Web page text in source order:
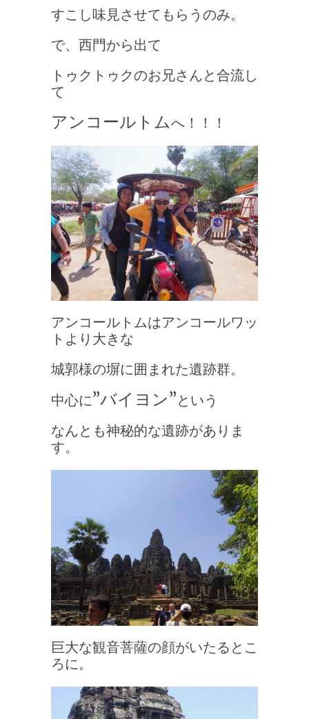
すこし味見させてもらうのみ。
で、西門から出て
トゥクトゥクのお兄さんと合流し
て
アンコールトムへ！！！
アンコールトムはアンコールワッ
トより大きな
城郭様の塀に囲まれた遺跡群。
中心に”バイヨン”という
なんとも神秘的な遺跡がありま
す。
巨大な観音菩薩の顔がいたるとこ
ろに。